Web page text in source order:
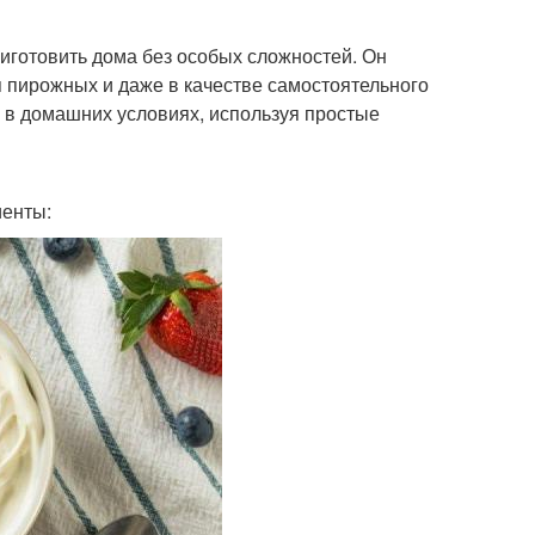
дома без особых сложностей. Он
и даже в качестве самостоятельного
домашних условиях, используя простые